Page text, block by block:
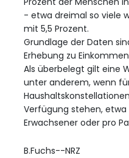
- etwa dreimal so viele
mit 5,5 Prozent.
Grundlage der Daten
Erhebung zu
Als überbelegt gilt eine
unter anderem, wenn
Verfügung stehen, etwa
Erwachsener oder pro
B.Fuchs--NRZ